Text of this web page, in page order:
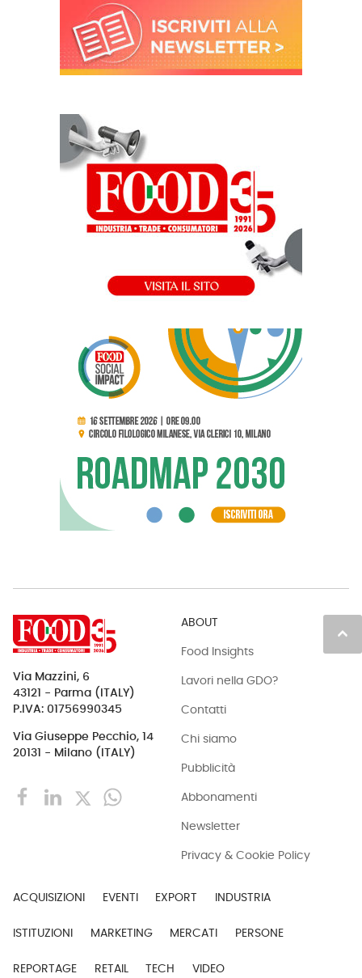
keyboard_arrow_up
Via Mazzini, 6
43121 - Parma (ITALY)
P.IVA: 01756990345
Via Giuseppe Pecchio, 14
20131 - Milano (ITALY)
ABOUT
Food Insights
Lavori nella GDO?
Contatti
Chi siamo
Pubblicità
Abbonamenti
Newsletter
Privacy & Cookie Policy
ACQUISIZIONI EVENTI EXPORT INDUSTRIA
ISTITUZIONI MARKETING MERCATI PERSONE
REPORTAGE RETAIL TECH VIDEO